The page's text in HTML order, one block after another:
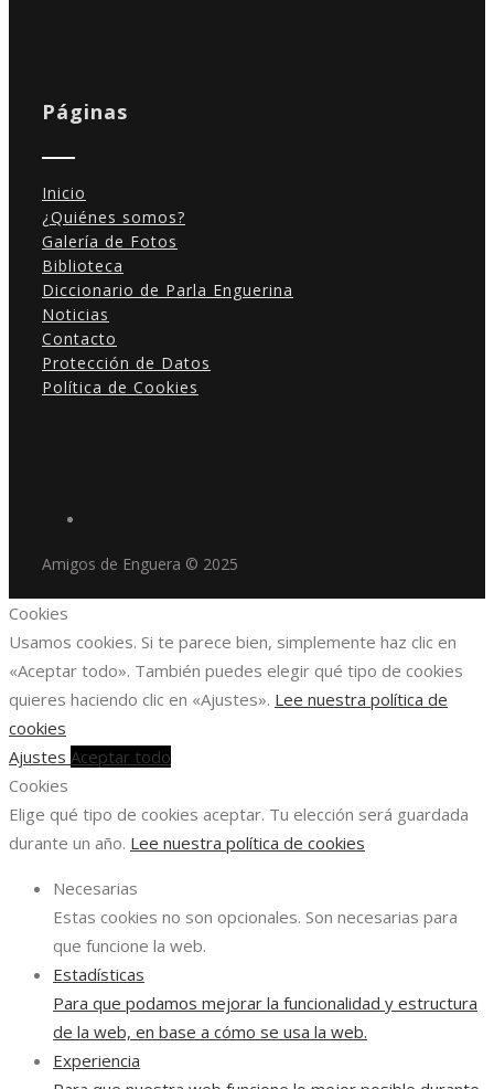
Páginas
Inicio
¿Quiénes somos?
Galería de Fotos
Biblioteca
Diccionario de Parla Enguerina
Noticias
Contacto
Protección de Datos
Política de Cookies
Amigos de Enguera © 2025
Cookies
Usamos cookies. Si te parece bien, simplemente haz clic en
«Aceptar todo». También puedes elegir qué tipo de cookies
quieres haciendo clic en «Ajustes». Lee nuestra política de
cookies
Ajustes Aceptar todo
Cookies
Elige qué tipo de cookies aceptar. Tu elección será guardada
durante un año. Lee nuestra política de cookies
Necesarias
Estas cookies no son opcionales. Son necesarias para
que funcione la web.
Estadísticas
Para que podamos mejorar la funcionalidad y estructura
de la web, en base a cómo se usa la web.
Experiencia